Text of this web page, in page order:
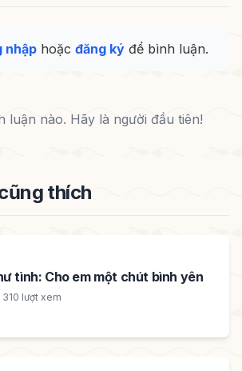
nhập hoặc đăng ký để bình luận.
luận nào. Hãy là người đầu tiên!
thích
tình: Cho em một chút bình yên
310 lượt xem